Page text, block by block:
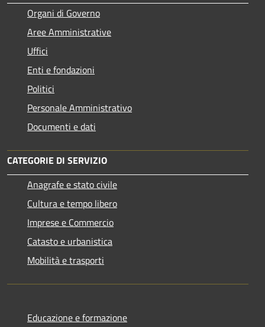
Organi di Governo
Aree Amministrative
Uffici
Enti e fondazioni
Politici
Personale Amministrativo
Documenti e dati
CATEGORIE DI SERVIZIO
Anagrafe e stato civile
Cultura e tempo libero
Imprese e Commercio
Catasto e urbanistica
Mobilità e trasporti
Educazione e formazione